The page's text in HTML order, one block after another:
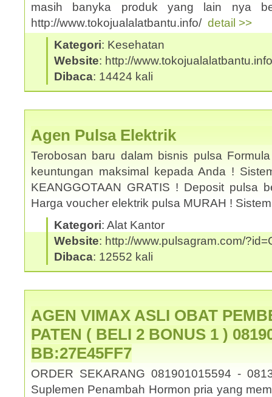
masih banyka produk yang lain nya
http://www.tokojualalatbantu.info/ detail >>
Kategori: Kesehatan
Website: http://www.tokojualalatbantu.info
Dibaca: 14424 kali
Agen Pulsa Elektrik
Terobosan baru dalam bisnis pulsa
keuntungan maksimal kepada Anda !
KEANGGOTAAN GRATIS ! Deposit pulsa
Harga voucher elektrik pulsa MURAH !
Kategori: Alat Kantor
Website: http://www.pulsagram.com/
Dibaca: 12552 kali
AGEN VIMAX ASLI OBAT
PATEN ( BELI 2 BONUS 1 )
BB:27E45FF7
ORDER SEKARANG 081901015594 -
Suplemen Penambah Hormon pria yang